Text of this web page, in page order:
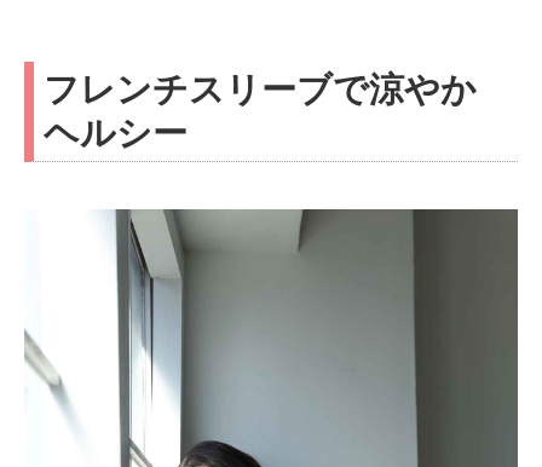
フレンチスリーブで涼やか
ヘルシー